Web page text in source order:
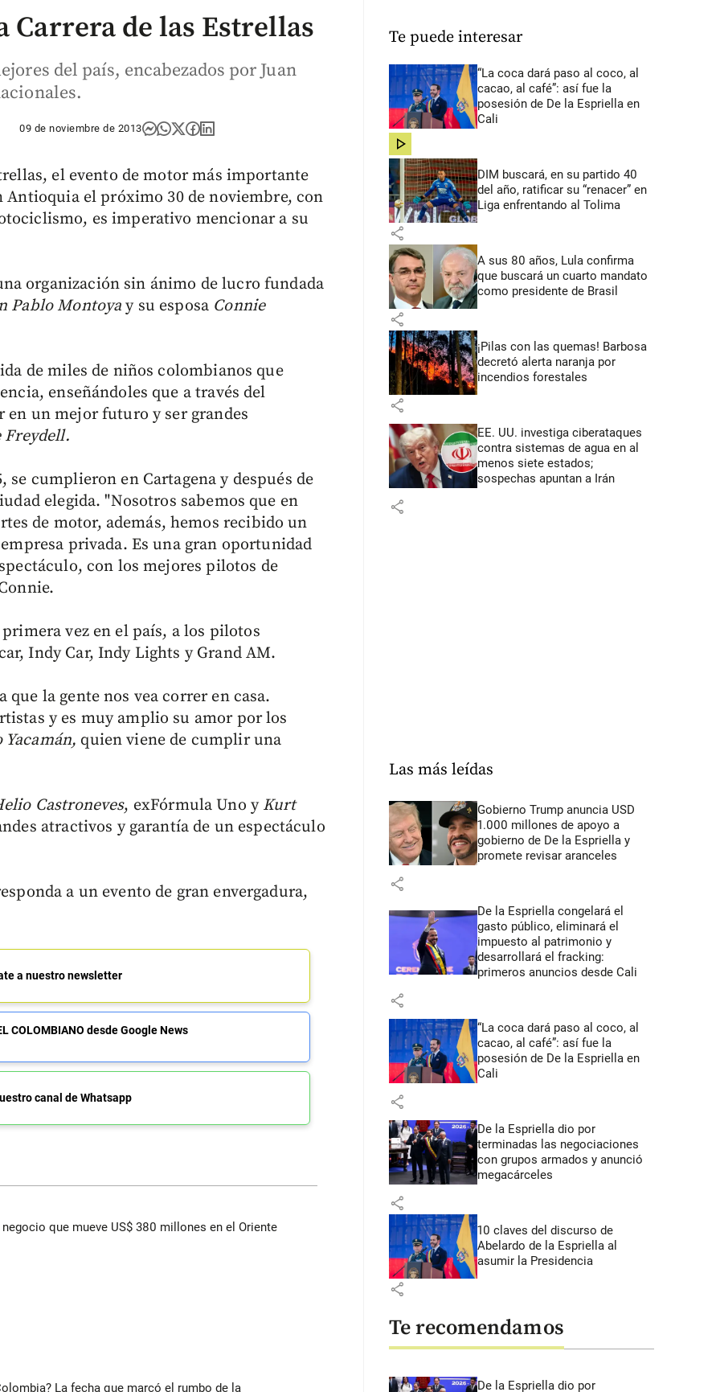
de las Estrellas
del país, encabezados por Juan
09 de noviembre de 2013
el evento de motor más importante
Antioquia el próximo 30 de noviembre, con
es imperativo mencionar a su
organización sin ánimo de lucro fundada
Pablo Montoya y su esposa Connie
de miles de niños colombianos que
enseñándoles que a través del
en un mejor futuro y ser grandes
Freydell.
se cumplieron en Cartagena y después de
elegida. "Nosotros sabemos que en
de motor, además, hemos recibido un
privada. Es una gran oportunidad
con los mejores pilotos de
vez en el país, a los pilotos
Indy Car, Indy Lights y Grand AM.
la gente nos vea correr en casa.
y es muy amplio su amor por los
Yacamán, quien viene de cumplir una
Castroneves, exFórmula Uno y Kurt
atractivos y garantía de un espectáculo
a un evento de gran envergadura,
a nuestro newsletter
COLOMBIANO desde Google News
canal de Whatsapp
que mueve US$ 380 millones en el Oriente
La fecha que marcó el rumbo de la
Te puede interesar
“La coca dará paso al coco, al
cacao, al café”: así fue la
posesión de De la Espriella en
Cali
share
DIM buscará, en su partido 40
del año, ratificar su “renacer” en
Liga enfrentando al Tolima
share
A sus 80 años, Lula confirma
que buscará un cuarto mandato
como presidente de Brasil
share
¡Pilas con las quemas! Barbosa
decretó alerta naranja por
incendios forestales
share
EE. UU. investiga ciberataques
contra sistemas de agua en al
menos siete estados;
sospechas apuntan a Irán
share
Las más leídas
Gobierno Trump anuncia USD
1.000 millones de apoyo a
gobierno de De la Espriella y
promete revisar aranceles
share
De la Espriella congelará el
gasto público, eliminará el
impuesto al patrimonio y
desarrollará el fracking:
primeros anuncios desde Cali
share
“La coca dará paso al coco, al
cacao, al café”: así fue la
posesión de De la Espriella en
Cali
share
De la Espriella dio por
terminadas las negociaciones
con grupos armados y anunció
megacárceles
share
10 claves del discurso de
Abelardo de la Espriella al
asumir la Presidencia
share
Te recomendamos
De la Espriella dio por